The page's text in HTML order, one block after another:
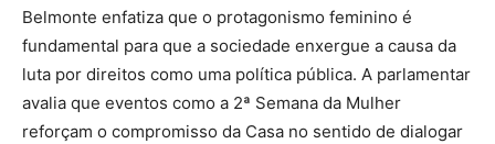
Belmonte enfatiza que o protagonismo feminino é
fundamental para que a sociedade enxergue a causa da
luta por direitos como uma política pública. A parlamentar
avalia que eventos como a 2ª Semana da Mulher
reforçam o compromisso da Casa no sentido de dialogar